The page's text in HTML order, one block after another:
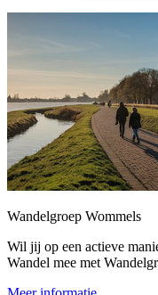
Wandelgroep Wommels
Wil jij op een actieve
Wandel mee met